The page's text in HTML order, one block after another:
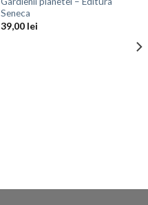
Seneca
39,00 lei